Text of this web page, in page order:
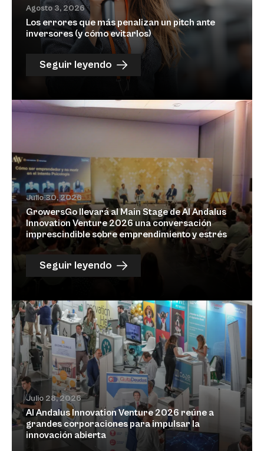
Agosto 3, 2026
Los errores que más penalizan un pitch ante
inversores (y cómo evitarlos)
Seguir leyendo
Julio 30, 2026
GrowersGo llevará al Main Stage de Al Andalus
Innovation Venture 2026 una conversación
imprescindible sobre emprendimiento y estrés
Seguir leyendo
Julio 28, 2026
Al Andalus Innovation Venture 2026 reúne a
grandes corporaciones para impulsar la
innovación abierta